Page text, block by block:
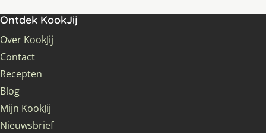
Ontdek KookJij
Over KookJij
Contact
Recepten
Blog
Mijn KookJij
Nieuwsbrief